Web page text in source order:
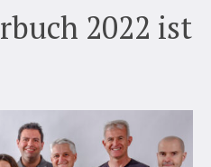
2022 ist